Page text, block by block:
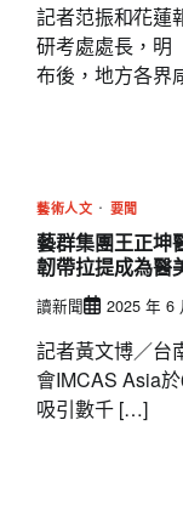
記者范振和∕花
研考處處長，明
布後，地方各界
藝術人文 要聞
藝群集團王正坤
韌帶拉提成為醫
讀新聞 2025 年 6
記者黃文博／台
會IMCAS Asia
吸引數千 […]